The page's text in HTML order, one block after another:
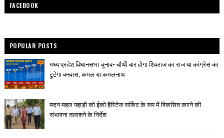
FACEBOOK
POPULAR POSTS
मध्य प्रदेश विधानसभा चुनाव- चौथी बार होगा शिवराज का राज या कांग्रेस का
टूटेगा बनवास, कमल या कमलनाथ
मदन महल पहाड़ी को ईको हैरिटेज सर्किट के रूप में विकसित करने की
संभावना तलाशने के निर्देश